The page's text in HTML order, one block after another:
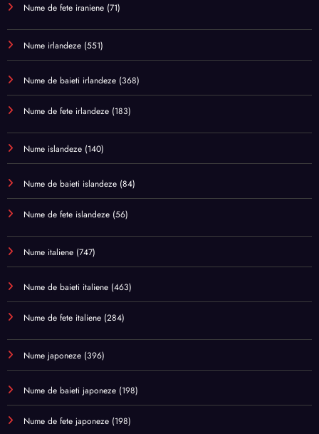
Nume de fete iraniene (71)
Nume irlandeze (551)
Nume de baieti irlandeze (368)
Nume de fete irlandeze (183)
Nume islandeze (140)
Nume de baieti islandeze (84)
Nume de fete islandeze (56)
Nume italiene (747)
Nume de baieti italiene (463)
Nume de fete italiene (284)
Nume japoneze (396)
Nume de baieti japoneze (198)
Nume de fete japoneze (198)